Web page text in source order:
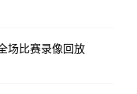
场比赛录像回放